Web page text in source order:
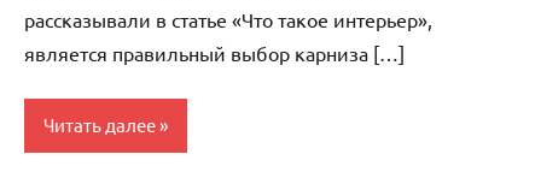
рассказывали в статье «Что такое интерьер»,
является правильный выбор карниза […]
Читать далее